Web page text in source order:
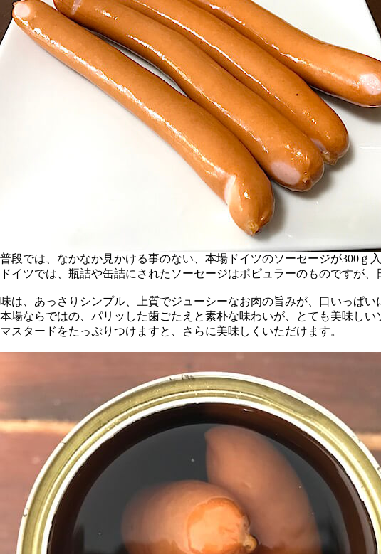
普段では、なかなか見かける事のない、本場ドイツのソーセージが300ｇ入
ドイツでは、瓶詰や缶詰にされたソーセージはポピュラーのものですが
味は、あっさりシンプル、上質でジューシーなお肉の旨みが、口いっぱい
本場ならではの、パリッした歯ごたえと素朴な味わいが、とても美味しい
マスタードをたっぷりつけますと、さらに美味しくいただけます。